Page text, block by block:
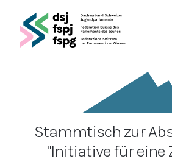
Stammtisch zur
"Initiative für eine